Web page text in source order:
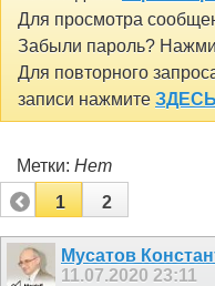
Для просмотра
Забыли пароль?
Для повторного
записи нажмите ЗДЕСЬ
Метки: Нет
1
2
Мусатов
11.07.2020 23:11